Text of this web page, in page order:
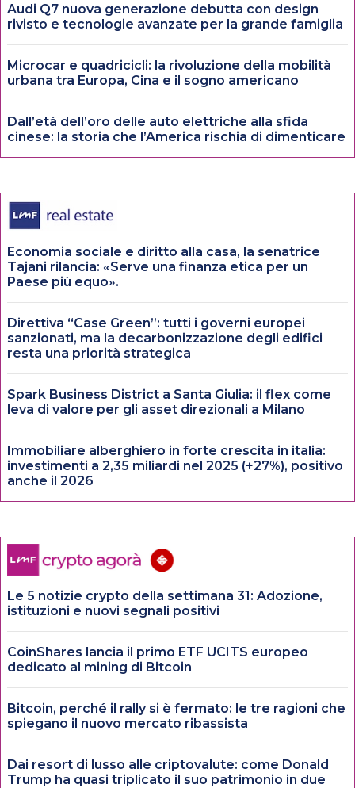
Audi Q7 nuova generazione debutta con design
rivisto e tecnologie avanzate per la grande famiglia
Microcar e quadricicli: la rivoluzione della mobilità
urbana tra Europa, Cina e il sogno americano
Dall’età dell’oro delle auto elettriche alla sfida
cinese: la storia che l’America rischia di dimenticare
Economia sociale e diritto alla casa, la senatrice
Tajani rilancia: «Serve una finanza etica per un
Paese più equo».
Direttiva “Case Green”: tutti i governi europei
sanzionati, ma la decarbonizzazione degli edifici
resta una priorità strategica
Spark Business District a Santa Giulia: il flex come
leva di valore per gli asset direzionali a Milano
Immobiliare alberghiero in forte crescita in italia:
investimenti a 2,35 miliardi nel 2025 (+27%), positivo
anche il 2026
Le 5 notizie crypto della settimana 31: Adozione,
istituzioni e nuovi segnali positivi
CoinShares lancia il primo ETF UCITS europeo
dedicato al mining di Bitcoin
Bitcoin, perché il rally si è fermato: le tre ragioni che
spiegano il nuovo mercato ribassista
Dai resort di lusso alle criptovalute: come Donald
Trump ha quasi triplicato il suo patrimonio in due